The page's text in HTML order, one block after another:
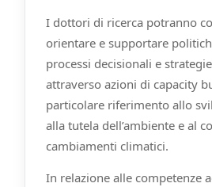
I dottori di ricerca potranno
orientare e supportare
processi decisionali e
attraverso azioni di capacity
particolare riferimento allo
alla tutela dell’ambiente e al
cambiamenti climatici.
In relazione alle competenze